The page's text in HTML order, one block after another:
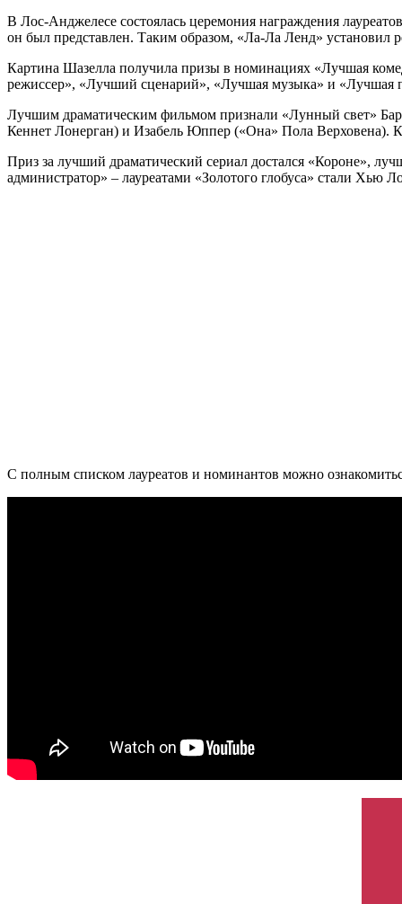
В Лос-Анджелесе состоялась церемония награждения
он был представлен. Таким образом, «Ла-Ла Ленд» установил
Картина Шазелла получила призы в номинациях «Лучшая
режиссер», «Лучший сценарий», «Лучшая музыка» и «Лучшая
Лучшим драматическим фильмом признали «Лунный свет»
Кеннет Лонерган) и Изабель Юппер («Она» Пола Верховена).
Приз за лучший драматический сериал достался «Короне»,
администратор» – лауреатами «Золотого глобуса» стали
С полным списком лауреатов и номинантов можно